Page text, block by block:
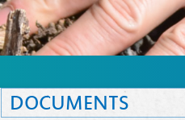
DOCUMENTS